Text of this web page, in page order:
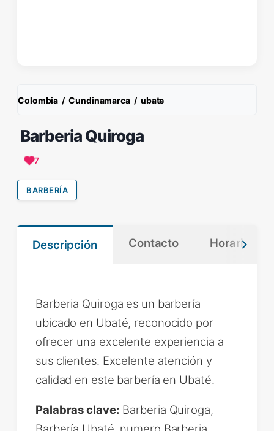
Colombia / Cundinamarca / ubate
Barberia Quiroga
7
BARBERÍA
Descripción Contacto Horario
Barberia Quiroga es un barbería
ubicado en Ubaté, reconocido por
ofrecer una excelente experiencia a
sus clientes. Excelente atención y
calidad en este barbería en Ubaté.
Palabras clave: Barberia Quiroga,